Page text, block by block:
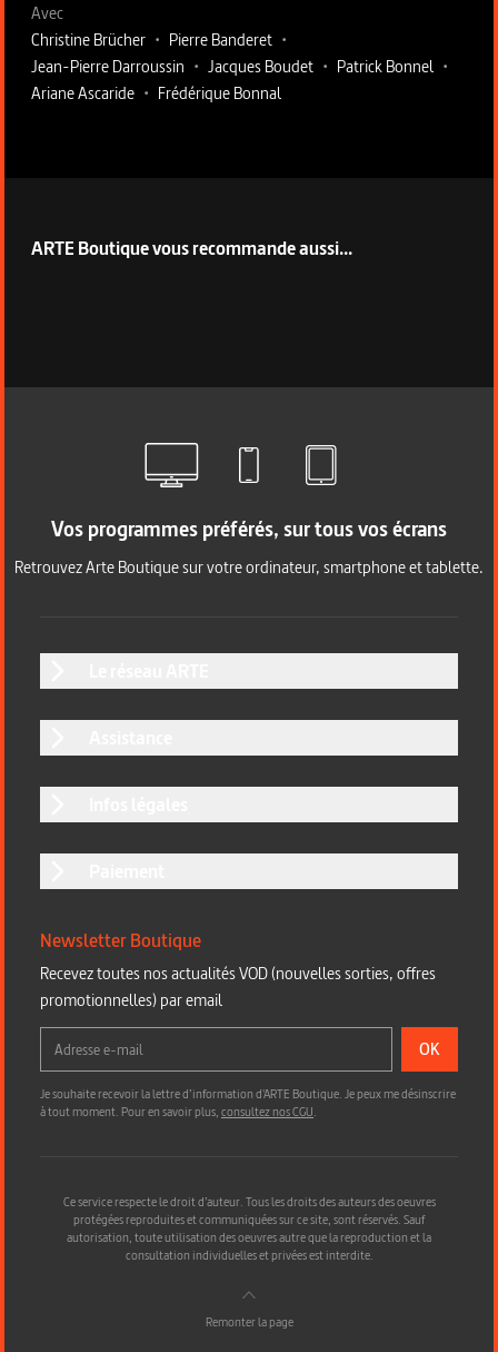
Avec
Christine Brücher • Pierre Banderet •
Jean-Pierre Darroussin • Jacques Boudet • Patrick Bonnel •
Ariane Ascaride • Frédérique Bonnal
ARTE Boutique vous recommande aussi...
Vos programmes préférés, sur tous vos écrans
Retrouvez Arte Boutique sur votre ordinateur, smartphone et tablette.
Newsletter Boutique
Recevez toutes nos actualités VOD (nouvelles sorties, offres
promotionnelles) par email
OK
Je souhaite recevoir la lettre d’information d'ARTE Boutique. Je peux me désinscrire
à tout moment. Pour en savoir plus,consultez nos CGU.
Ce service respecte le droit d’auteur. Tous les droits des auteurs des oeuvres
protégées reproduites et communiquées sur ce site, sont réservés. Sauf
autorisation, toute utilisation des oeuvres autre que la reproduction et la
consultation individuelles et privées est interdite.
Remonter la page